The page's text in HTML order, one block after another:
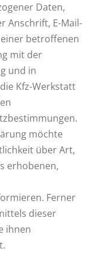
Daten,
Anschrift, E-Mail-
betroffenen
mit der
und in
Kfz-Werkstatt
möchte
über Art,
erhobenen,
Ferner
dieser
ihnen